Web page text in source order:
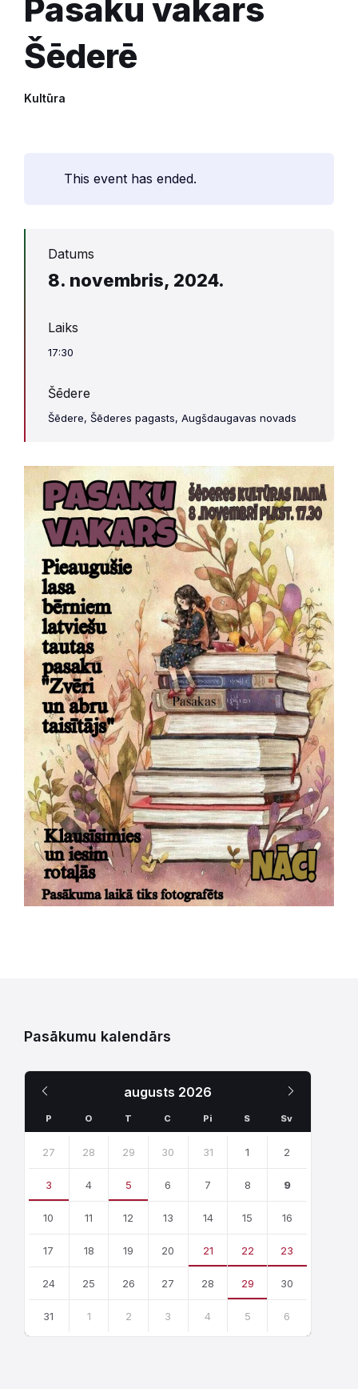
Pasaku vakars
Šēderē
Kultūra
This event has ended.
Datums
8. novembris, 2024.
Laiks
17:30
Šēdere
Šēdere, Šēderes pagasts, Augšdaugavas novads
Pasākumu kalendārs
augusts 2026
Mēnesis
P O T C Pi S Sv
calendar
27 28 29 30 31 1 2
3 4 5 6 7 8 9
10 11 12 13 14 15 16
17 18 19 20 21 22 23
24 25 26 27 28 29 30
31 1 2 3 4 5 6